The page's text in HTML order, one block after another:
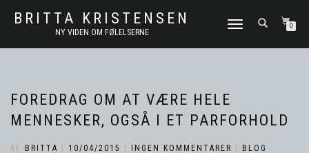
BRITTA KRISTENSEN
NY VIDEN OM FØLELSERNE
FLIP
0
FOREDRAG OM AT VÆRE HELE
MENNESKER, OGSÅ I ET PARFORHOLD
AF BRITTA 10/04/2015 INGEN KOMMENTARER BLOG